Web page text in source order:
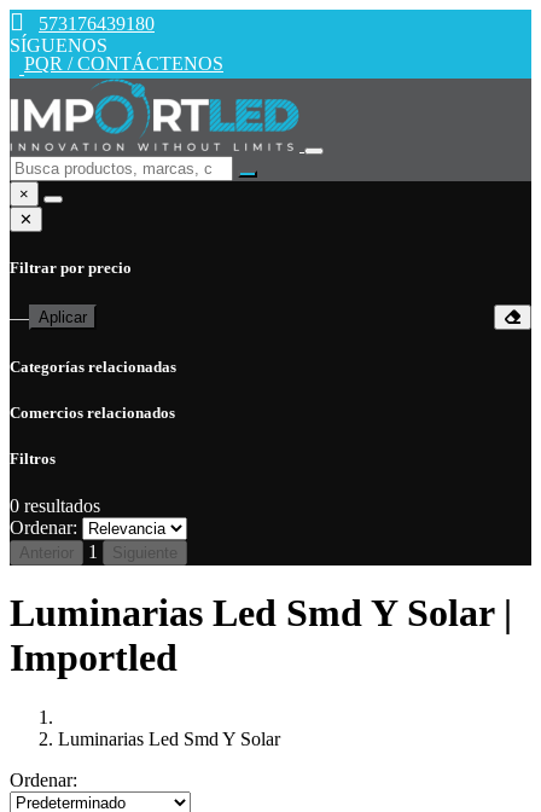
573176439180
SÍGUENOS
PQR / CONTÁCTENOS
×
✕
Filtrar por precio
— Aplicar
Categorías relacionadas
Comercios relacionados
Filtros
0 resultados
Ordenar:
Anterior 1 Siguiente
Luminarias Led Smd Y Solar |
Importled
Luminarias Led Smd Y Solar
Ordenar: